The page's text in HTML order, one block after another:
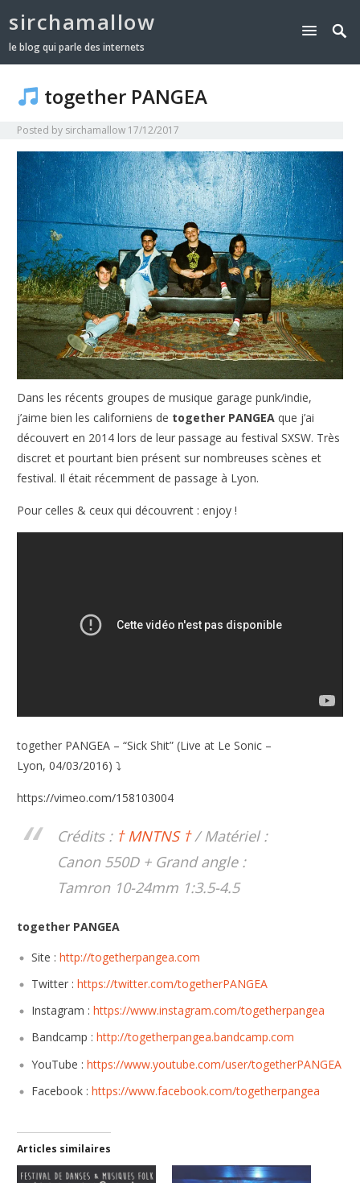
sirchamallow
le blog qui parle des internets
together PANGEA
Posted by sirchamallow 17/12/2017
Dans les récents groupes de musique garage punk/indie,
j’aime bien les californiens de together PANGEAque j’ai
découvert en 2014 lors de leur passage au festival SXSW. Très
discret et pourtant bien présent sur nombreuses scènes et
festival. Il était récemment de passage à Lyon.
Pour celles & ceux qui découvrent : enjoy !
together PANGEA – “Sick Shit” (Live at Le Sonic –
Lyon, 04/03/2016) ⤵
https://vimeo.com/158103004
Crédits : † MNTNS †/ Matériel :
Canon 550D + Grand angle :
Tamron 10-24mm 1:3.5-4.5
together PANGEA
Site :http://togetherpangea.com
Twitter :https://twitter.com/togetherPANGEA
Instagram :https://www.instagram.com/togetherpangea
Bandcamp :http://togetherpangea.bandcamp.com
YouTube :https://www.youtube.com/user/togetherPANGEA
Facebook :https://www.facebook.com/togetherpangea
Articles similaires